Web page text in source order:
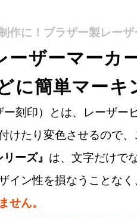
作に！ブラザー製レーザ
ーザーマーカ
に簡単マーキ
刻印）とは、レーザ
けたり変色させるので
ーズ』 は、文字だけで
ン性を損なうことな
せん。